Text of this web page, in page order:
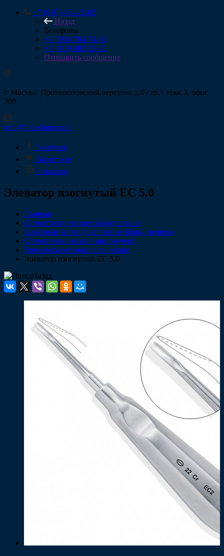
+7 (910) 482-22-82
Назад
Телефоны
+7 (985) 764-74-61
+7 (910) 482-22-82
Отправить сообщение
г. Москва, Протопоповский переулок д.9 стр.1 этаж 3, офис
309
info@fintechgroup.ru
Facebook
Вконтакте
Instagram
Элеватор изогнутый ЕС 5.0
Главная
Стоматологическое оборудование
Алмазные и твердосплавные боры, полиры
Стоматологический инструмент
Элеваторы стоматологические
Элеватор изогнутый ЕС 5.0
Назад